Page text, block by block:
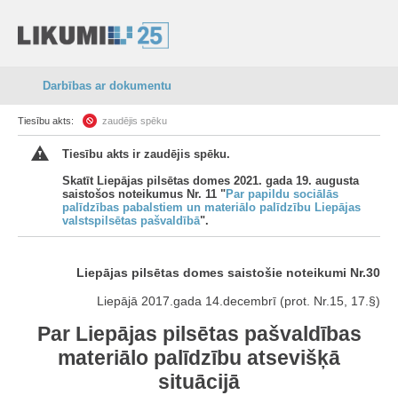
Darbības ar dokumentu
Tiesību akts: zaudējis spēku
Tiesību akts ir zaudējis spēku.
Skatīt Liepājas pilsētas domes 2021. gada 19. augusta
saistošos noteikumus Nr. 11 "Par papildu sociālās
palīdzības pabalstiem un materiālo palīdzību Liepājas
valstspilsētas pašvaldībā".
Liepājas pilsētas domes saistošie noteikumi Nr.30
Liepājā 2017.gada 14.decembrī (prot. Nr.15, 17.§)
Par Liepājas pilsētas pašvaldības
materiālo palīdzību atsevišķā
situācijā